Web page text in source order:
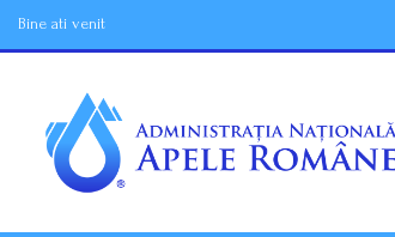
Bine ati venit